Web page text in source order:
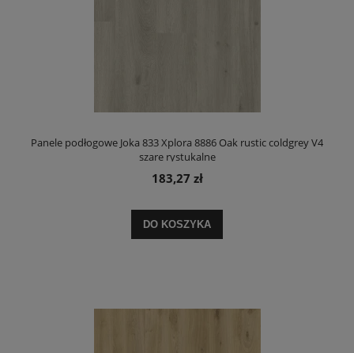
Panele podłogowe Joka 833 Xplora 8886 Oak rustic coldgrey V4
szare rystukalne
183,27 zł
DO KOSZYKA